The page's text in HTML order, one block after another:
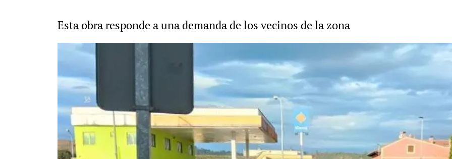
Esta obra responde a una demanda de los vecinos de la zona